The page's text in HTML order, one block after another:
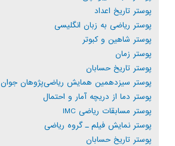
پوستر تاریخ اعداد
پوستر ریاضی به زبان انگلیسی
پوستر شاهین و کبوتر
پوستر زمان
پوستر تاریخ حسابان
پوستر سیزدهمین همایش ریاضی‌پژوهان جوان
پوستر دما از دریچه آمار و احتمال
پوستر مسابقات ریاضی IMC
پوستر نمایش فیلم ـ گروه ریاضی
پوستر تاریخ حسابان